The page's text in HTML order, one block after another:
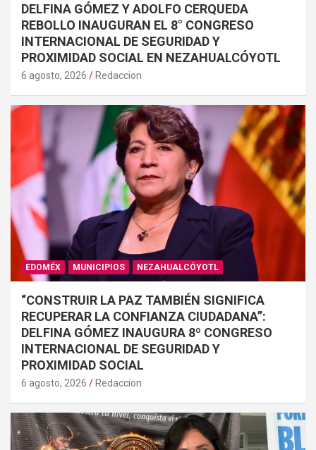
DELFINA GÓMEZ Y ADOLFO CERQUEDA
REBOLLO INAUGURAN EL 8° CONGRESO
INTERNACIONAL DE SEGURIDAD Y
PROXIMIDAD SOCIAL EN NEZAHUALCÓYOTL
6 agosto, 2026 Redaccion
EDOMÉX MUNICIPIOS NEZAHUALCÓYOTL
“CONSTRUIR LA PAZ TAMBIÉN SIGNIFICA
RECUPERAR LA CONFIANZA CIUDADANA”:
DELFINA GÓMEZ INAUGURA 8º CONGRESO
INTERNACIONAL DE SEGURIDAD Y
PROXIMIDAD SOCIAL
6 agosto, 2026 Redaccion